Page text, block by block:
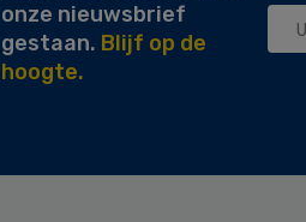
onze nieuwsbrief
gestaan. Blijf op de
hoogte.